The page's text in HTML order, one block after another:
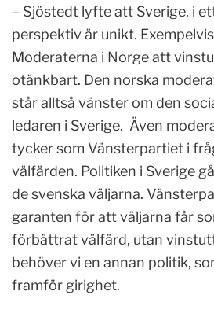
– Sjöstedt lyfte att Sverige, i
perspektiv är unikt.
Moderaterna i Norge att
otänkbart. Den norska
står alltså vänster om den
ledaren i Sverige. Även
tycker som Vänsterpartiet i
välfärden. Politiken i Sverige
de svenska väljarna.
garanten för att väljarna får
förbättrat välfärd, utan
behöver vi en annan politik,
framför girighet.